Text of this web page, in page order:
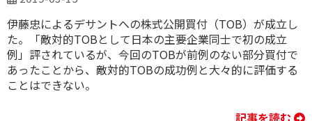
伊藤忠によるデサントへの株式公開買付（TOB）が成立し
た。「敵対的TOBとして日本の主要企業同士で初の成立
例」評されているが、今回のTOBが前例のない部分買付で
あったことから、敵対的TOBの成功例と大々的に評価する
ことはできない。